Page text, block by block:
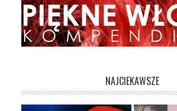
NAJCIEKAWSZE